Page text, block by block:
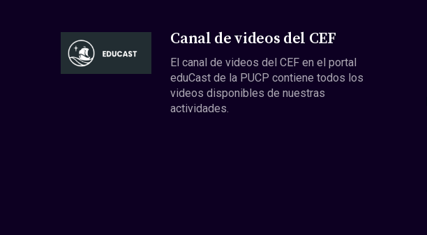
Canal de videos del CEF
El canal de videos del CEF en el portal
eduCast de la PUCP contiene todos los
videos disponibles de nuestras
actividades.